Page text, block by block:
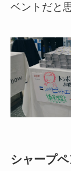
ベントだと
シャープ